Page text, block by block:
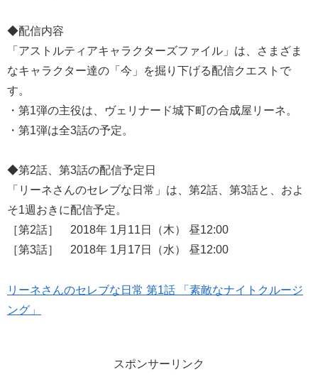
◆配信内容
「アストルティアキャラクターズファイル」は、さまざま
なキャラクター達の「今」を掘り下げる配信クエストで
す。
・第1弾の主役は、ヴェリナード城下町の合成屋リーネ。
・第1弾は全3話の予定。
◆第2話、第3話の配信予定日
「リーネさんのセレブな日常」は、第2話、第3話と、およ
そ1週おきに配信予定。
［第2話］ 2018年 1月11日（木） 昼12:00
［第3話］ 2018年 1月17日（水） 昼12:00
リーネさんのセレブな日常 第1話 「素敵なナイトクルージ
ング」
スポンサーリンク